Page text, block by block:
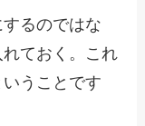
るのではな
ておく。これ
うことです